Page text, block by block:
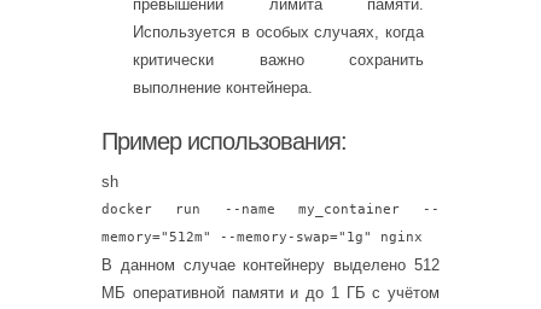
превышении лимита памяти.
Используется в особых случаях, когда
критически важно сохранить
выполнение контейнера.
Пример использования:
sh
docker run --name my_container --
memory="512m" --memory-swap="1g" nginx
В данном случае контейнеру выделено 512
МБ оперативной памяти и до 1 ГБ с учётом